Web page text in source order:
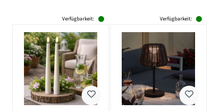
Verfügbarkeit: Verfügbarkeit: